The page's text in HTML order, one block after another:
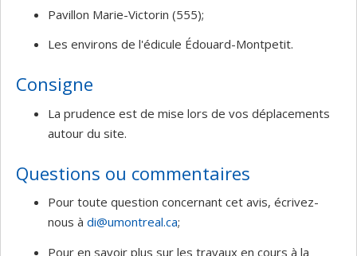
Pavillon Marie-Victorin (555);
Les environs de l'édicule Édouard-Montpetit.
Consigne
La prudence est de mise lors de vos déplacements
autour du site.
Questions ou commentaires
Pour toute question concernant cet avis, écrivez-
nous à di@umontreal.ca;
Pour en savoir plus sur les travaux en cours à la